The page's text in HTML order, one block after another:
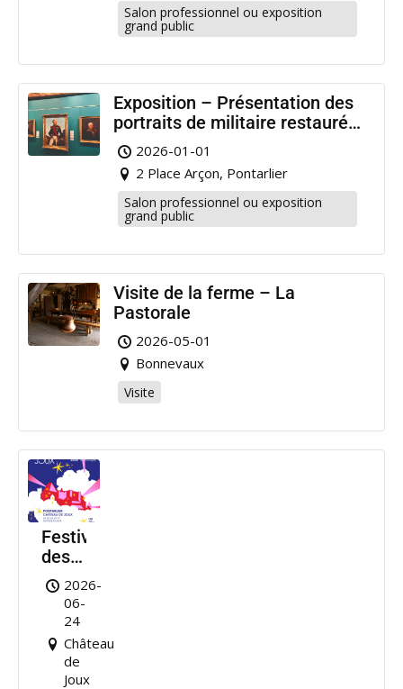
Salon professionnel ou exposition
grand public
Exposition – Présentation des
portraits de militaire restaurés
à Pontarlier
2026-01-01
2 Place Arçon, Pontarlier
Salon professionnel ou exposition
grand public
Visite de la ferme – La
Pastorale
2026-05-01
Bonnevaux
Visite
Festival
des
Nuits
de
Joux
2026-
06-
24
Château
de
Joux